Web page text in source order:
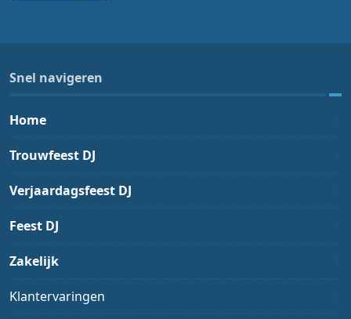
Snel navigeren
Home
Trouwfeest DJ
Verjaardagsfeest DJ
Feest DJ
Zakelijk
Klantervaringen